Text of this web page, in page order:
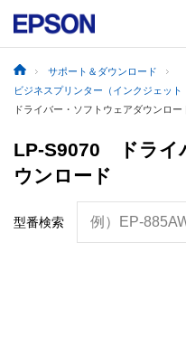
サポート＆ダウンロード
ビジネスプリンター（インクジェット
ドライバー・ソフトウェアダウンロー
LP-S9070 ドライ
ウンロード
型番検索 例）EP-